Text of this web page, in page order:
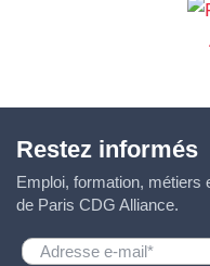
Restez informés
Emploi, formation, métiers
de Paris CDG Alliance.